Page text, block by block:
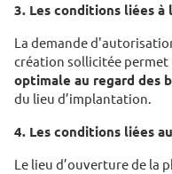
3. Les conditions liées à
La demande
création sollicitée permet
optimale au regard des
du lieu d’implantation.
4. Les conditions liées
Le lieu d’ouverture de la